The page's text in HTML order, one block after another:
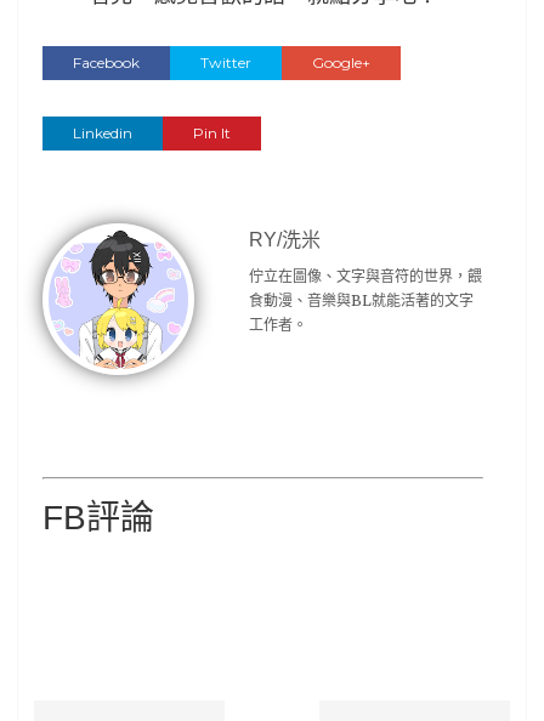
Facebook Twitter Google+
Linkedin Pin It
RY/洗米
佇立在圖像、文字與音符的世界，餵
食動漫、音樂與BL就能活著的文字
工作者。
FB評論